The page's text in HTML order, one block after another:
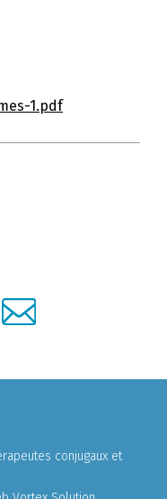
1.pdf
conjugaux et